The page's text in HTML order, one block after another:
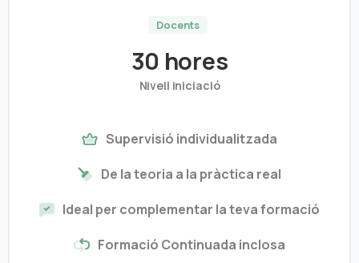
Docents
30 hores
Nivell iniciació
Supervisió individualitzada
De la teoria a la pràctica real
Ideal per complementar la teva formació
Formació Continuada inclosa